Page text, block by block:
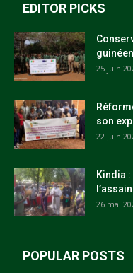
EDITOR PICKS
25 juin
son
22 juin
Kindia
26 mai
POPULAR POSTS